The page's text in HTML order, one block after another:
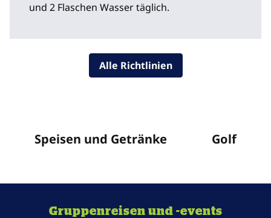
und 2 Flaschen Wasser täglich.
Alle Richtlinien
Speisen und Getränke Golf
Gruppenreisen und -events